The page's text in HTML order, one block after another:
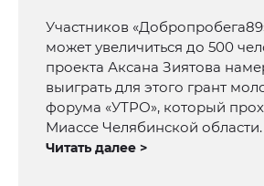
Участников
может увеличиться до 500
проекта Аксана Зиятова
выиграть для этого грант
форума «УТРО», который
Миассе Челябинской области.
Читать далее >